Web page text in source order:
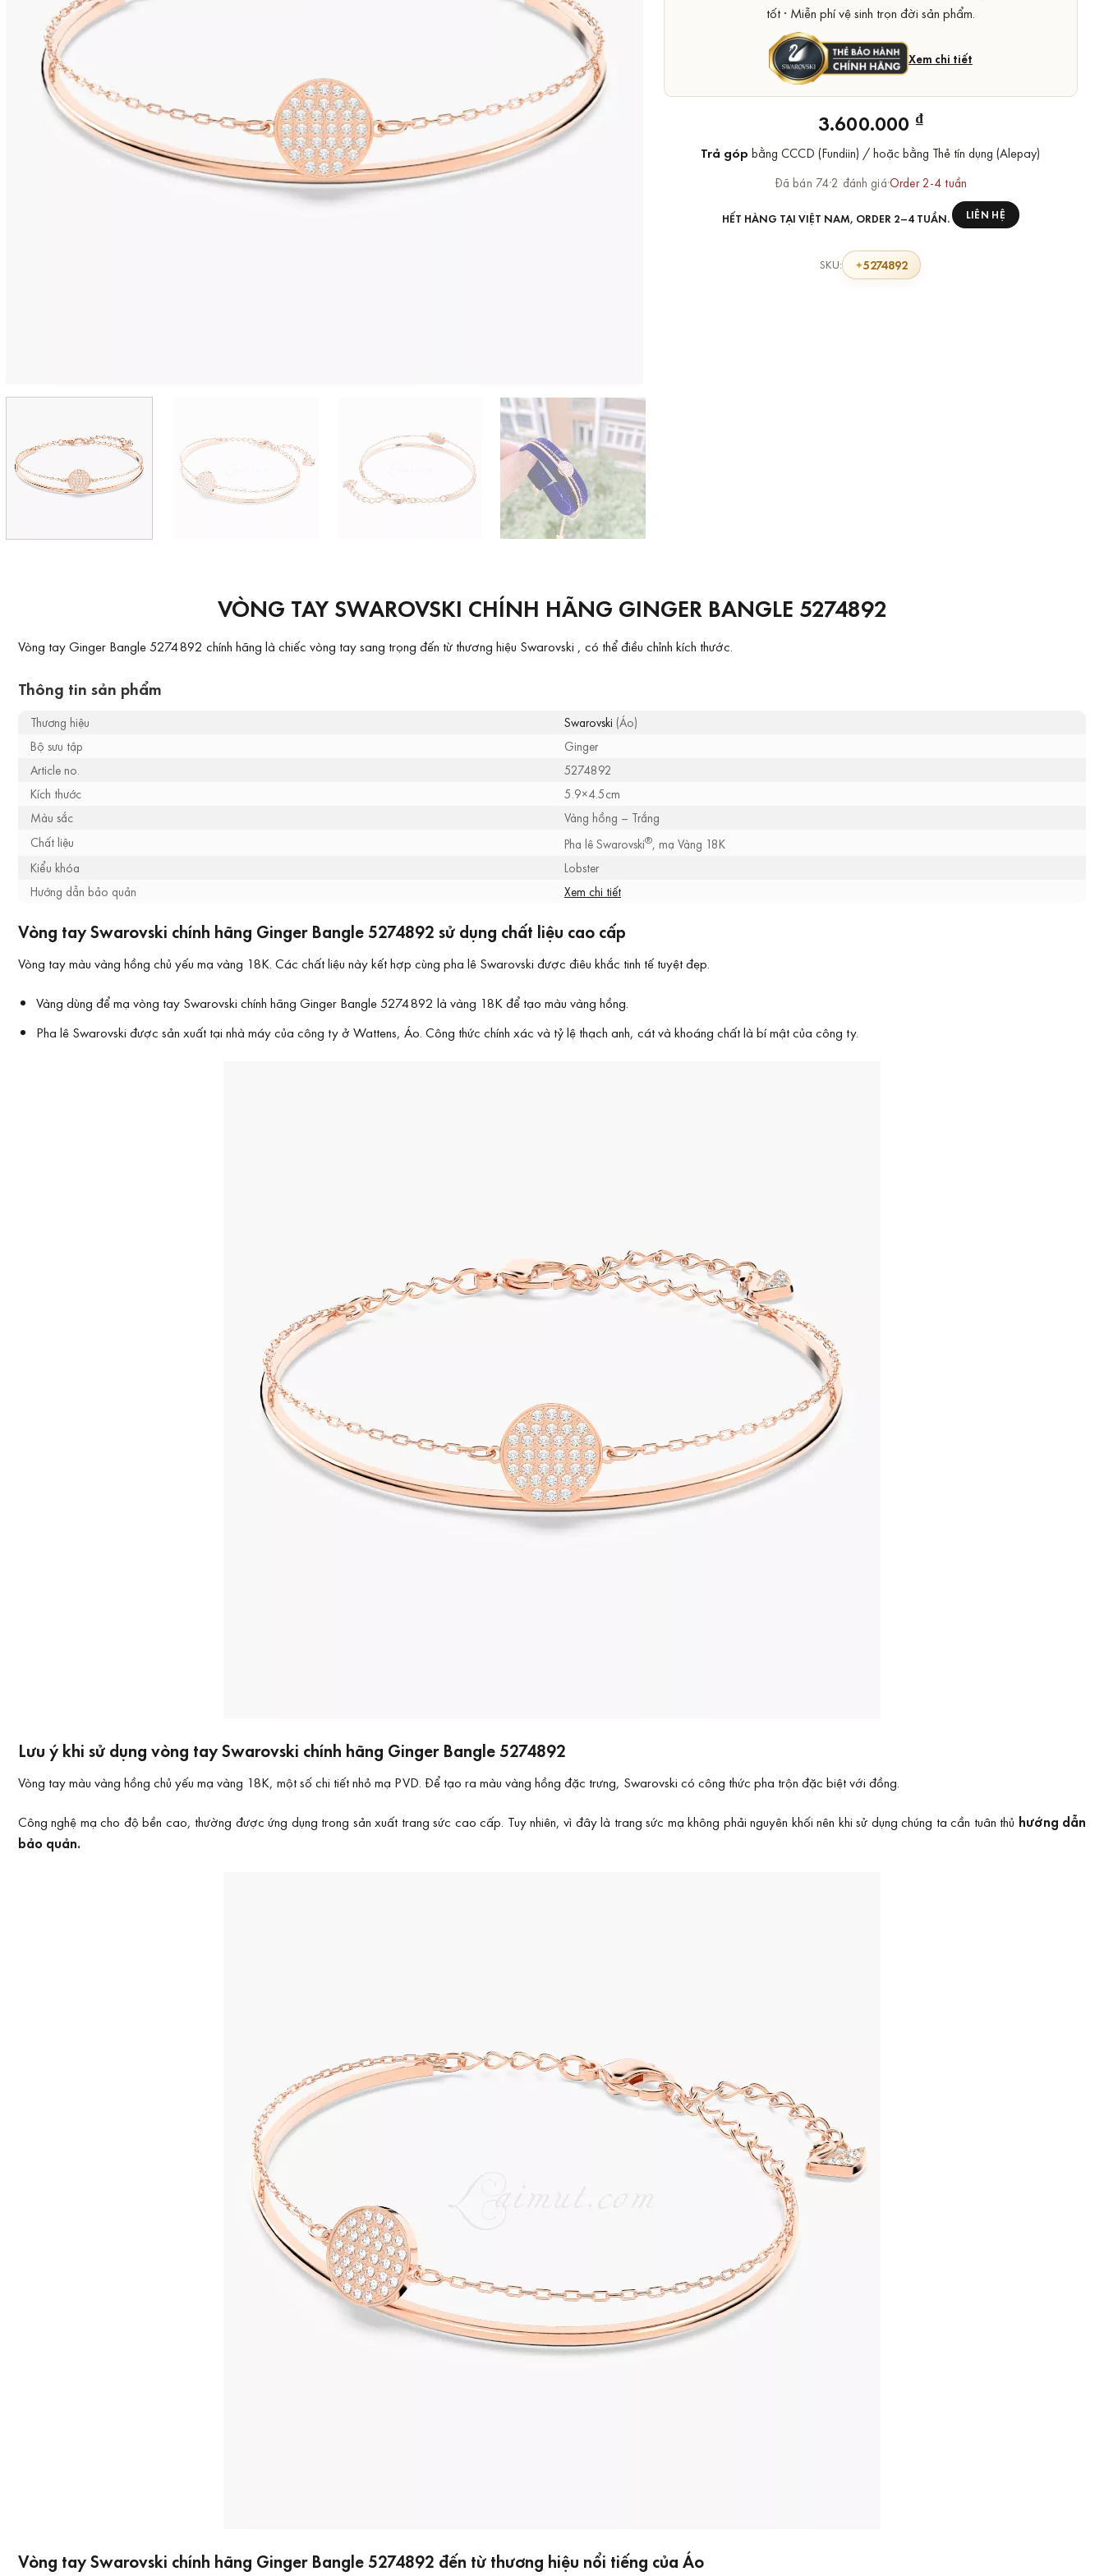
tốt · Miễn phí vệ sinh trọn đời sản phẩm.
Xem chi tiết
3.600.000 ₫
Trả góp bằng CCCD (Fundiin) / hoặc bằng Thẻ tín dụng (Alepay)
Đã bán 74·2 đánh giá·Order 2-4 tuần
HẾT HÀNG TẠI VIỆT NAM, ORDER 2–4 TUẦN. LIÊN HỆ
SKU: 5274892
VÒNG TAY SWAROVSKI CHÍNH HÃNG GINGER BANGLE 5274892
Vòng tay Ginger Bangle 5274892 chính hãng là chiếc vòng tay sang trọng đến từ thương hiệu Swarovski , có thể điều chỉnh kích thước.
Thông tin sản phẩm
Thương hiệu Swarovski (Áo)
Bộ sưu tập
Ginger
Article no.
5274892
Kích thước
5.9×4.5cm
Màu sắc
Vàng hồng – Trắng
Chất liệu
Pha lê Swarovski®, mạ Vàng 18K
Kiểu khóa
Lobster
Hướng dẫn bảo quản
Xem chi tiết
Vòng tay Swarovski chính hãng Ginger Bangle 5274892 sử dụng chất liệu cao cấp
Vòng tay màu vàng hồng chủ yếu mạ vàng 18K. Các chất liệu này kết hợp cùng pha lê Swarovski được điêu khắc tinh tế tuyệt đẹp.
Vàng dùng để mạ vòng tay Swarovski chính hãng Ginger Bangle 5274892 là vàng 18K để tạo màu vàng hồng.
Pha lê Swarovski được sản xuất tại nhà máy của công ty ở Wattens, Áo. Công thức chính xác và tỷ lệ thạch anh, cát và khoáng chất là bí mật của công ty.
Lưu ý khi sử dụng vòng tay Swarovski chính hãng Ginger Bangle 5274892
Vòng tay màu vàng hồng chủ yếu mạ vàng 18K, một số chi tiết nhỏ mạ PVD. Để tạo ra màu vàng hồng đặc trưng, Swarovski có công thức pha trộn đặc biệt với đồng.
Công nghệ mạ cho độ bền cao, thường được ứng dụng trong sản xuất trang sức cao cấp. Tuy nhiên, vì đây là trang sức mạ không phải nguyên khối nên khi sử dụng chúng ta cần tuân thủ hướng dẫn
bảo quản.
Vòng tay Swarovski chính hãng Ginger Bangle 5274892 đến từ thương hiệu nổi tiếng của Áo